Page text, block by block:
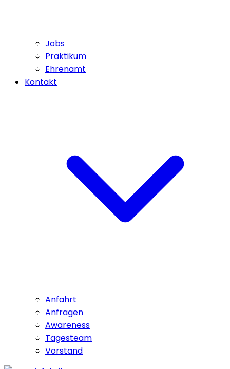
Jobs
Praktikum
Ehrenamt
Kontakt
Anfahrt
Anfragen
Awareness
Tagesteam
Vorstand